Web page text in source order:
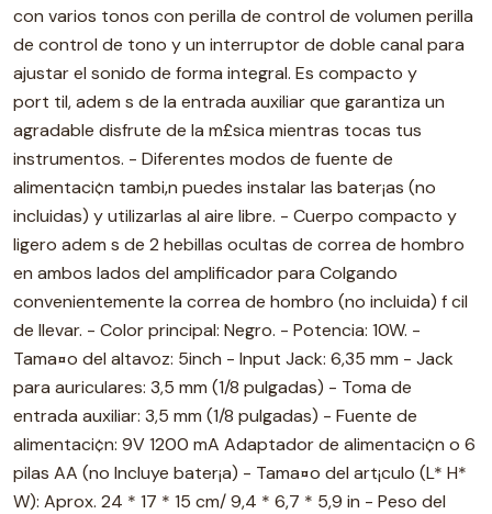
con varios tonos con perilla de control de volumen perilla
de control de tono y un interruptor de doble canal para
ajustar el sonido de forma integral. Es compacto y
port til, adem s de la entrada auxiliar que garantiza un
agradable disfrute de la m£sica mientras tocas tus
instrumentos. - Diferentes modos de fuente de
alimentaci¢n tambi‚n puedes instalar las bater¡as (no
incluidas) y utilizarlas al aire libre. - Cuerpo compacto y
ligero adem s de 2 hebillas ocultas de correa de hombro
en ambos lados del amplificador para Colgando
convenientemente la correa de hombro (no incluida) f cil
de llevar. - Color principal: Negro. - Potencia: 10W. -
Tama¤o del altavoz: 5inch - Input Jack: 6,35 mm - Jack
para auriculares: 3,5 mm (1/8 pulgadas) - Toma de
entrada auxiliar: 3,5 mm (1/8 pulgadas) - Fuente de
alimentaci¢n: 9V 1200 mA Adaptador de alimentaci¢n o 6
pilas AA (no Incluye bater¡a) - Tama¤o del art¡culo (L* H*
W): Aprox. 24 * 17 * 15 cm/ 9,4 * 6,7 * 5,9 in - Peso del